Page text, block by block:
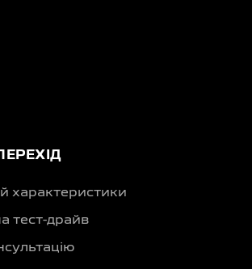
характеристики
тест-драйв